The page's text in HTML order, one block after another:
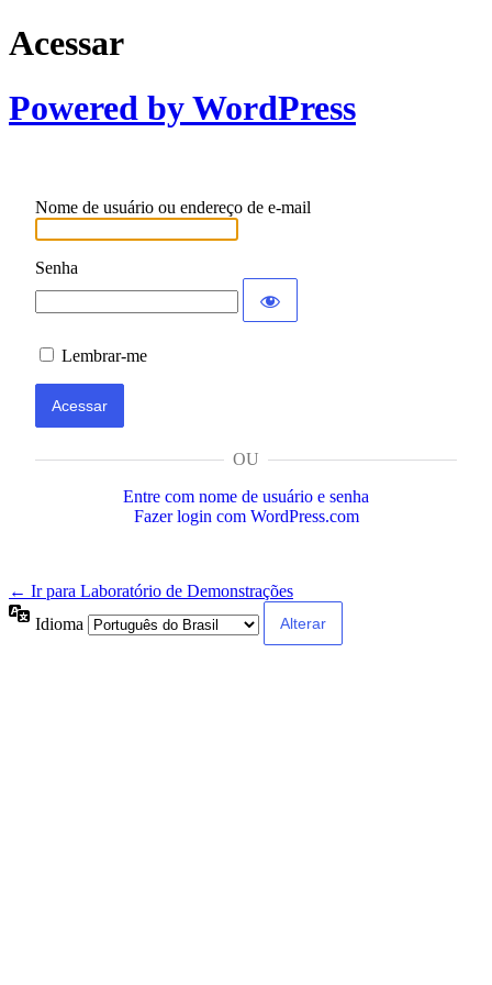
Acessar
Powered by WordPress
Nome de usuário ou endereço de e-mail
Senha
Lembrar-me
OU
Entre com nome de usuário e senha
Fazer login com WordPress.com
← Ir para Laboratório de Demonstrações
Idioma